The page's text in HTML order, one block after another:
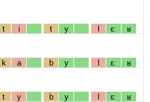
t i t y l ɛː ʁ
k a b y l ɛː ʁ
t y b y l ɛː ʁ